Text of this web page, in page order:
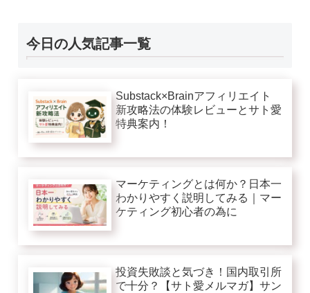
今日の人気記事一覧
Substack×Brainアフィリエイト
新攻略法の体験レビューとサト愛
特典案内！
マーケティングとは何か？日本一
わかりやすく説明してみる｜マー
ケティング初心者の為に
投資失敗談と気づき！国内取引所
で十分？【サト愛メルマガ】サン